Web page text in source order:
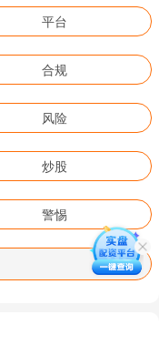
平台
合规
风险
炒股
警惕